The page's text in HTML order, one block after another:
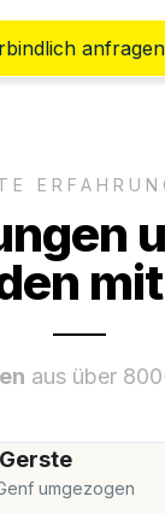
anfragen
aus über
umgezogen